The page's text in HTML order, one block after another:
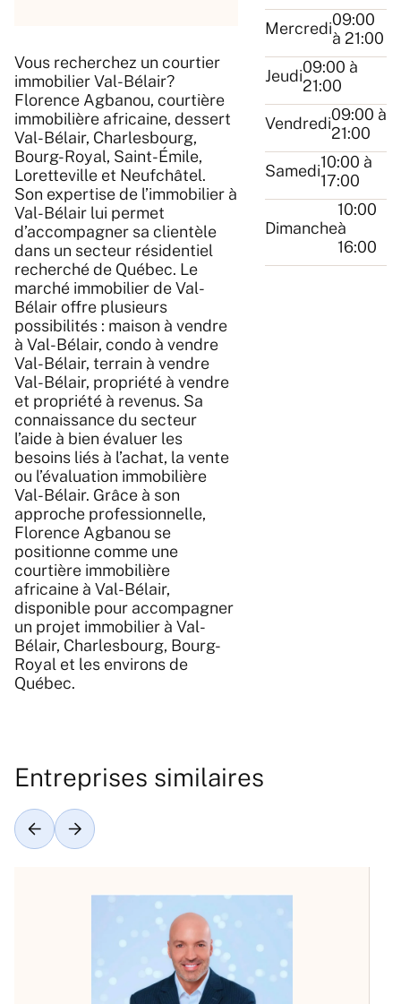
Vous recherchez un courtier
immobilier Val-Bélair?
Florence Agbanou, courtière
immobilière africaine, dessert
Val-Bélair, Charlesbourg,
Bourg-Royal, Saint-Émile,
Loretteville et Neufchâtel.
Son expertise de l’immobilier à
Val-Bélair lui permet
d’accompagner sa clientèle
dans un secteur résidentiel
recherché de Québec. Le
marché immobilier de Val-
Bélair offre plusieurs
possibilités : maison à vendre
à Val-Bélair, condo à vendre
Val-Bélair, terrain à vendre
Val-Bélair, propriété à vendre
et propriété à revenus. Sa
connaissance du secteur
l’aide à bien évaluer les
besoins liés à l’achat, la vente
ou l’évaluation immobilière
Val-Bélair. Grâce à son
approche professionnelle,
Florence Agbanou se
positionne comme une
courtière immobilière
africaine à Val-Bélair,
disponible pour accompagner
un projet immobilier à Val-
Bélair, Charlesbourg, Bourg-
Royal et les environs de
Québec.
Mercredi09:00
à 21:00
Jeudi09:00 à
21:00
Vendredi09:00 à
21:00
Samedi10:00 à
17:00
Dimanche
10:00
à
16:00
Entreprises similaires